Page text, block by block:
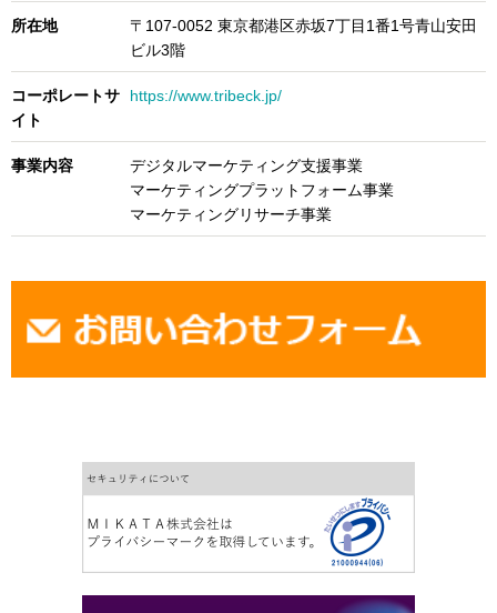
所在地
〒107-0052 東京都港区赤坂7丁目1番1号青山安田
ビル3階
コーポレートサ
イト
https://www.tribeck.jp/
事業内容
デジタルマーケティング支援事業
マーケティングプラットフォーム事業
マーケティングリサーチ事業